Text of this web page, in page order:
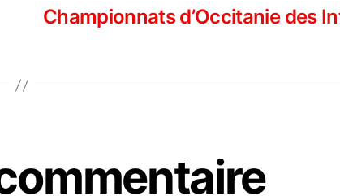
Championnats d’Occitanie des